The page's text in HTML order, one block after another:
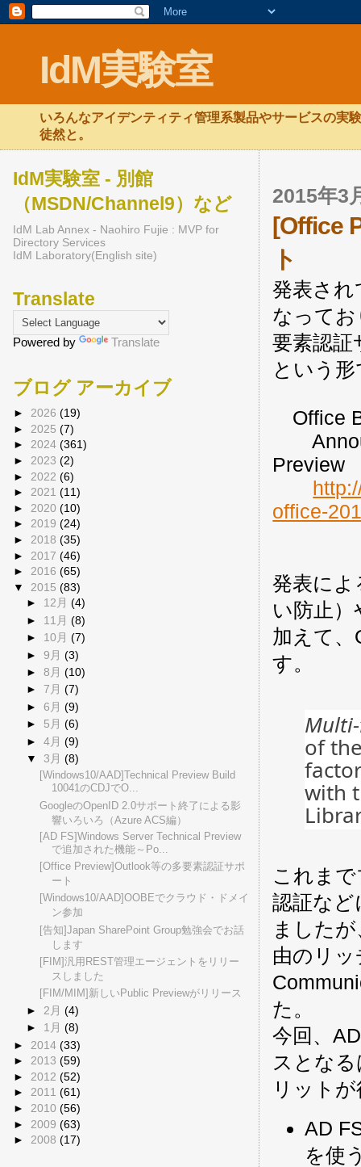
IdM実験室
いろんなアイデンティティ管理系製品やサービスの実
徒然と。
2015年3
[Office
ト
発表さ
なって
要素認証
という
Office
Preview
office-
発表によ
い防止）
加えて
す。
of
with
これま
認証な
ました
由のリ
た。
今回、
スとな
リット
AD
を使
IdM実験室 - 別館
（MSDN/Channel9）など
IdM Lab Annex - Naohiro Fujie : MVP for
Directory Services
IdM Laboratory(English site)
Translate
Powered by Translate
ブログ アーカイブ
► 2026 (19)
► 2025 (7)
► 2024 (361)
► 2023 (2)
► 2022 (6)
► 2021 (11)
► 2020 (10)
► 2019 (24)
► 2018 (35)
► 2017 (46)
► 2016 (65)
▼ 2015 (83)
► 12月(4)
► 11月(8)
► 10月(7)
►9月(3)
►8月(10)
►7月(7)
►6月(9)
► 5月(6)
►4月(9)
▼ 3月(8)
[Windows10/AAD]Technical Preview Build
10041のCDJでO...
GoogleのOpenID 2.0サポート終了による影
響いろいろ（Azure ACS編）
[AD FS]Windows Server Technical Preview
で追加された機能～Po...
[Office Preview]Outlook等の多要素認証サポ
ート
[Windows10/AAD]OOBEでクラウド・ドメイ
ン参加
[告知]Japan SharePoint Group勉強会でお話
します
[FIM]汎用REST管理エージェントをリリー
スしました
[FIM/MIM]新しいPublic Previewがリリース
► 2月(4)
► 1月(8)
► 2014 (33)
► 2013 (59)
► 2012 (52)
► 2011 (61)
► 2010 (56)
► 2009 (63)
► 2008 (17)